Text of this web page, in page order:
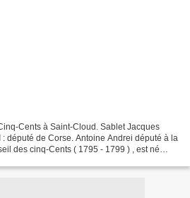
Cents à Saint-Cloud. Sablet Jacques
député de Corse. Antoine Andrei député à la
des cinq-Cents ( 1795 - 1799 ) , est né